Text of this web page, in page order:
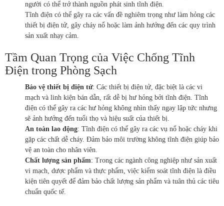
người có thể trở thành nguồn phát sinh tĩnh điện.
Tĩnh điện có thể gây ra các vấn đề nghiêm trọng như làm hỏng các
thiết bị điện tử, gây cháy nổ hoặc làm ảnh hưởng đến các quy trình
sản xuất nhạy cảm.
Tầm Quan Trọng của Việc Chống Tĩnh
Điện trong Phòng Sạch
Bảo vệ thiết bị điện tử: Các thiết bị điện tử, đặc biệt là các vi
mạch và linh kiện bán dẫn, rất dễ bị hư hỏng bởi tĩnh điện. Tĩnh
điện có thể gây ra các hư hỏng không nhìn thấy ngay lập tức nhưng
sẽ ảnh hưởng đến tuổi thọ và hiệu suất của thiết bị.
An toàn lao động: Tĩnh điện có thể gây ra các vụ nổ hoặc cháy khi
gặp các chất dễ cháy. Đảm bảo môi trường không tĩnh điện giúp bảo
vệ an toàn cho nhân viên.
Chất lượng sản phẩm: Trong các ngành công nghiệp như sản xuất
vi mạch, dược phẩm và thực phẩm, việc kiểm soát tĩnh điện là điều
kiện tiên quyết để đảm bảo chất lượng sản phẩm và tuân thủ các tiêu
chuẩn quốc tế.